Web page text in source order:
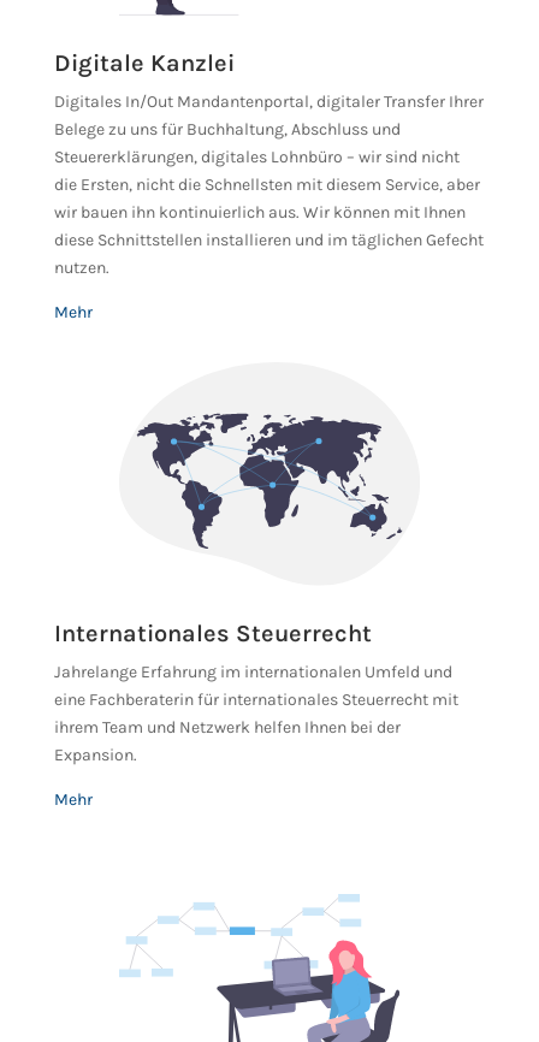
Digitale Kanzlei
Digitales In/Out Mandantenportal, digitaler Transfer Ihrer
Belege zu uns für Buchhaltung, Abschluss und
Steuererklärungen, digitales Lohnbüro – wir sind nicht
die Ersten, nicht die Schnellsten mit diesem Service, aber
wir bauen ihn kontinuierlich aus. Wir können mit Ihnen
diese Schnittstellen installieren und im täglichen Gefecht
nutzen.
Mehr
Internationales Steuerrecht
Jahrelange Erfahrung im internationalen Umfeld und
eine Fachberaterin für internationales Steuerrecht mit
ihrem Team und Netzwerk helfen Ihnen bei der
Expansion.
Mehr